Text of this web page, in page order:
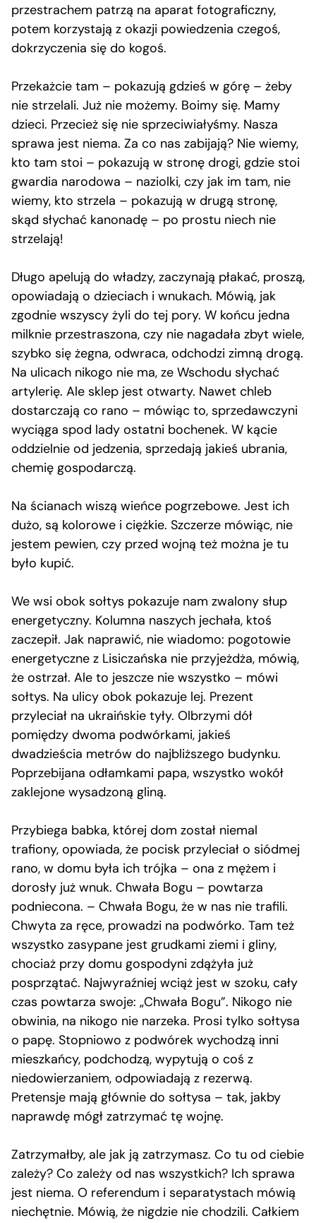
przestrachem patrzą na aparat fotograficzny,
potem korzystają z okazji powiedzenia czegoś,
dokrzyczenia się do kogoś.
Przekażcie tam – pokazują gdzieś w górę – żeby
nie strzelali. Już nie możemy. Boimy się. Mamy
dzieci. Przecież się nie sprzeciwiałyśmy. Nasza
sprawa jest niema. Za co nas zabijają? Nie wiemy,
kto tam stoi – pokazują w stronę drogi, gdzie stoi
gwardia narodowa – naziolki, czy jak im tam, nie
wiemy, kto strzela – pokazują w drugą stronę,
skąd słychać kanonadę – po prostu niech nie
strzelają!
Długo apelują do władzy, zaczynają płakać, proszą,
opowiadają o dzieciach i wnukach. Mówią, jak
zgodnie wszyscy żyli do tej pory. W końcu jedna
milknie przestraszona, czy nie nagadała zbyt wiele,
szybko się żegna, odwraca, odchodzi zimną drogą.
Na ulicach nikogo nie ma, ze Wschodu słychać
artylerię. Ale sklep jest otwarty. Nawet chleb
dostarczają co rano – mówiąc to, sprzedawczyni
wyciąga spod lady ostatni bochenek. W kącie
oddzielnie od jedzenia, sprzedają jakieś ubrania,
chemię gospodarczą.
Na ścianach wiszą wieńce pogrzebowe. Jest ich
dużo, są kolorowe i ciężkie. Szczerze mówiąc, nie
jestem pewien, czy przed wojną też można je tu
było kupić.
We wsi obok sołtys pokazuje nam zwalony słup
energetyczny. Kolumna naszych jechała, ktoś
zaczepił. Jak naprawić, nie wiadomo: pogotowie
energetyczne z Lisiczańska nie przyjeżdża, mówią,
że ostrzał. Ale to jeszcze nie wszystko – mówi
sołtys. Na ulicy obok pokazuje lej. Prezent
przyleciał na ukraińskie tyły. Olbrzymi dół
pomiędzy dwoma podwórkami, jakieś
dwadzieścia metrów do najbliższego budynku.
Poprzebijana odłamkami papa, wszystko wokół
zaklejone wysadzoną gliną.
Przybiega babka, której dom został niemal
trafiony, opowiada, że pocisk przyleciał o siódmej
rano, w domu była ich trójka – ona z mężem i
dorosły już wnuk. Chwała Bogu – powtarza
podniecona. – Chwała Bogu, że w nas nie trafili.
Chwyta za ręce, prowadzi na podwórko. Tam też
wszystko zasypane jest grudkami ziemi i gliny,
chociaż przy domu gospodyni zdążyła już
posprzątać. Najwyraźniej wciąż jest w szoku, cały
czas powtarza swoje: „Chwała Bogu”. Nikogo nie
obwinia, na nikogo nie narzeka. Prosi tylko sołtysa
o papę. Stopniowo z podwórek wychodzą inni
mieszkańcy, podchodzą, wypytują o coś z
niedowierzaniem, odpowiadają z rezerwą.
Pretensje mają głównie do sołtysa – tak, jakby
naprawdę mógł zatrzymać tę wojnę.
Zatrzymałby, ale jak ją zatrzymasz. Co tu od ciebie
zależy? Co zależy od nas wszystkich? Ich sprawa
jest niema. O referendum i separatystach mówią
niechętnie. Mówią, że nigdzie nie chodzili. Całkiem